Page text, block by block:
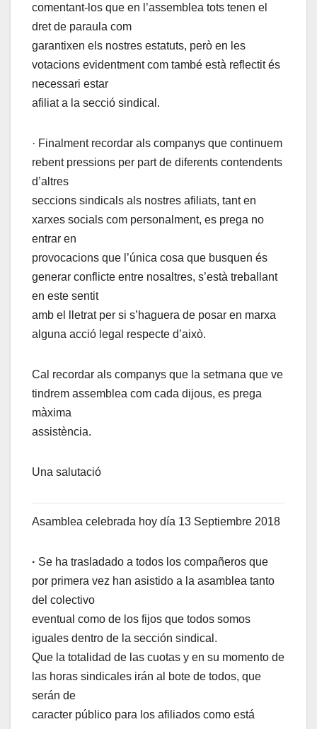
comentant-los que en l’assemblea tots tenen el
dret de paraula com
garantixen els nostres estatuts, però en les
votacions evidentment com també està reflectit és
necessari estar
afiliat a la secció sindical.
· Finalment recordar als companys que continuem
rebent pressions per part de diferents contendents
d’altres
seccions sindicals als nostres afiliats, tant en
xarxes socials com personalment, es prega no
entrar en
provocacions que l’única cosa que busquen és
generar conflicte entre nosaltres, s’està treballant
en este sentit
amb el lletrat per si s’haguera de posar en marxa
alguna acció legal respecte d’això.
Cal recordar als companys que la setmana que ve
tindrem assemblea com cada dijous, es prega
màxima
assistència.
Una salutació
Asamblea celebrada hoy día 13 Septiembre 2018
· Se ha trasladado a todos los compañeros que
por primera vez han asistido a la asamblea tanto
del colectivo
eventual como de los fijos que todos somos
iguales dentro de la sección sindical.
Que la totalidad de las cuotas y en su momento de
las horas sindicales irán al bote de todos, que
serán de
caracter público para los afiliados como está